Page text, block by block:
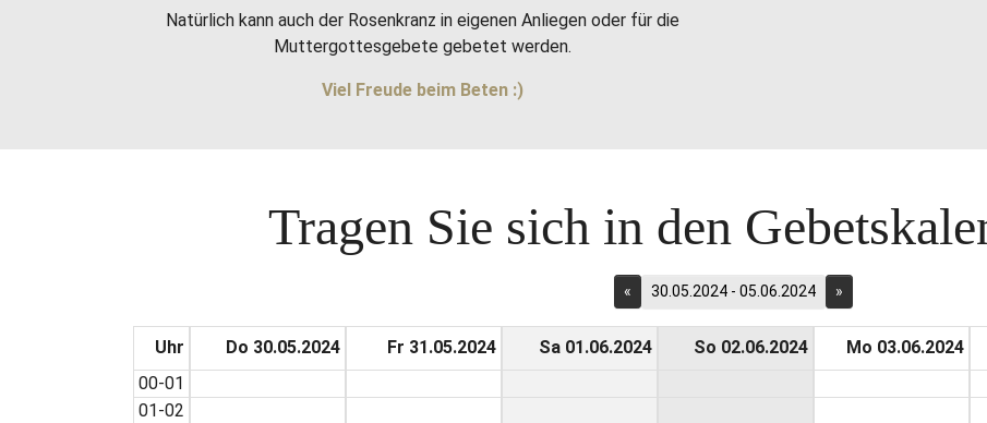
Natürlich kann auch der Rosenkranz in eigenen Anliegen oder für die
Muttergottesgebete gebetet werden.
Viel Freude beim Beten :)
Tragen Sie sich in den
« 30.05.2024 - 05.06.2024 »
Uhr
00-01
01-02
Do 30.05.2024 Fr 31.05.2024 Sa 01.06.2024 So 02.06.2024 Mo 03.06.2024